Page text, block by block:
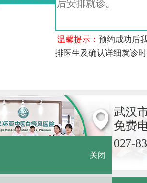
温馨提示：预约成功后
排医生及确认详细就诊时
武汉
免费
027-
关闭